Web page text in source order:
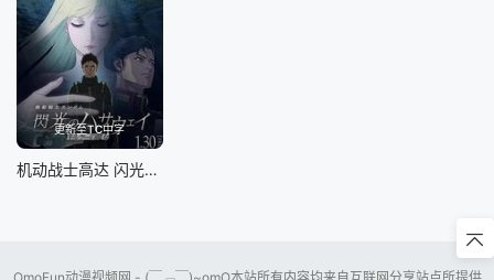
更新至TC中字
机动战士高达 闪光的哈萨维 喀耳刻的魔女